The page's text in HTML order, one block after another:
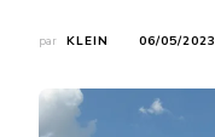
par KLEIN 06/05/2023